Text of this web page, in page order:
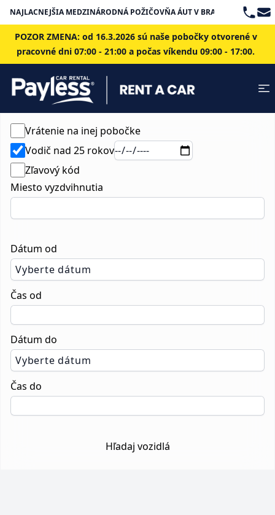
NAJLACNEJŠIA MEDZINÁRODNÁ POŽIČOVŇA ÁUT V BRATISLAVE
POZOR ZMENA: od 16.3.2026 sú naše pobočky otvorené v
pracovné dni 07:00 - 21:00 a počas víkendu 09:00 - 17:00.
Vrátenie na inej pobočke
Vodič nad 25 rokov
Zľavový kód
Miesto vyzdvihnutia
Dátum od
Vyberte dátum
Čas od
Dátum do
Vyberte dátum
Čas do
Hľadaj vozidlá